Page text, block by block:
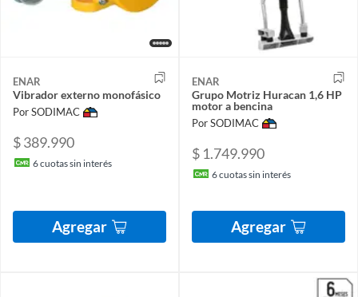
ENAR
Vibrador externo monofásico
Por SODIMAC
$ 389.990
6cuotas sin interés
Agregar
ENAR
Grupo Motriz Huracan 1,6 HP
motor a bencina
Por SODIMAC
$ 1.749.990
6cuotas sin interés
Agregar